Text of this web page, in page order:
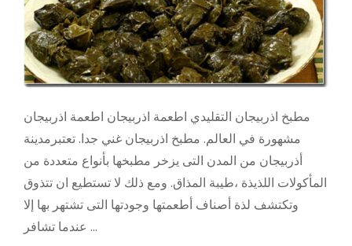
مطبخ اذربيجان التقليدي اطعمة اذربيجان اطعمة اذربيجان
مشهورة في العالم. مطبخ اذربيجان غني جدا. تعتبرمدينة
أذربيجان من المدن التى يزخر مطبخها بأنواع متعددة من
المأكولات اللذيذة ،طيبة المذاق. ومع ذلك لا تستطيع ان تتذوق
وتكتشف لذة أصناف أطعمتها وجودتها التى تشتهر بها إلا
عندما تشافر …